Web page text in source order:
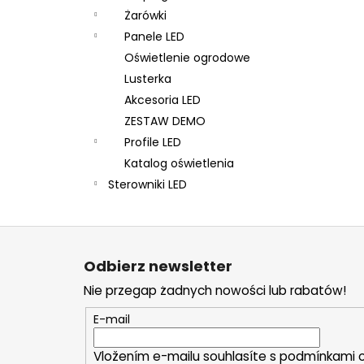
Żarówki
Panele LED
Oświetlenie ogrodowe
Lusterka
Akcesoria LED
ZESTAW DEMO
Profile LED
Katalog oświetlenia
Sterowniki LED
Odbierz newsletter
Nie przegap żadnych nowości lub rabatów!
E-mail
Vložením e-mailu souhlasíte s podmínkami